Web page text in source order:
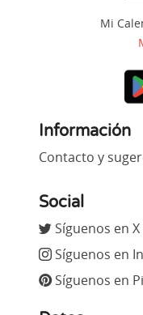
Mi
Información
Contacto y
Social
Síguenos en
Síguenos en
Síguenos en